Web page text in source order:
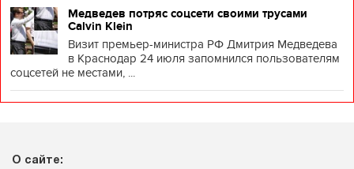
Медведев потряс соцсети своими трусами
Calvin Klein
Визит премьер-министра РФ Дмитрия Медведева
в Краснодар 24 июля запомнился пользователям
соцсетей не местами, ...
О сайте: